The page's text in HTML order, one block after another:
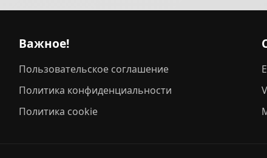
Важное!
Пользовательское соглашение
Политика конфиденциальности
Политика cookie